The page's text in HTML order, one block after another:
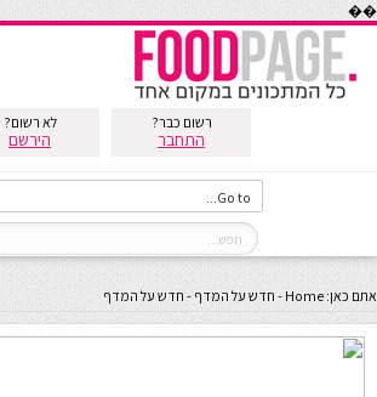
��
רשום כבר?
התחבר
לא רשום?
הירשם
אתם כאן: Home
- חדש על המדף - חדש על המדף